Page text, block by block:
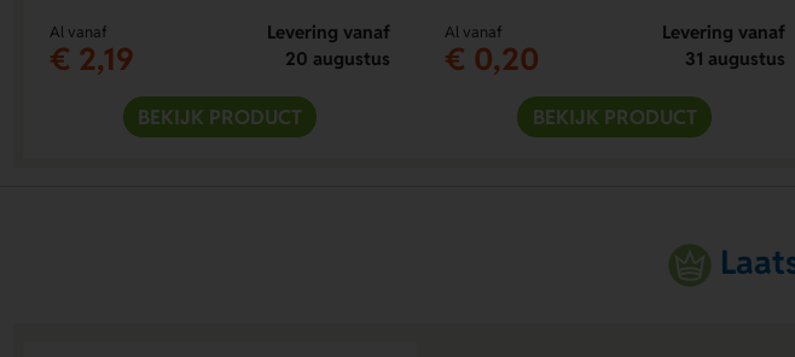
Al vanaf
€ 2,19
Levering vanaf
20 augustus
BEKIJK PRODUCT
Al vanaf
€ 0,20
Levering vanaf
31 augustus
BEKIJK PRODUCT